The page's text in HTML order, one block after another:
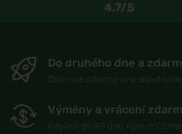
4,7/5
Do druhého dne a
Výměny a vrácení